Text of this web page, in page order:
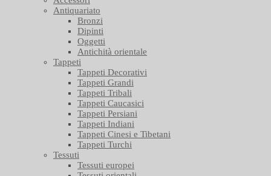
Antiquariato
Bronzi
Dipinti
Oggetti
Antichità orientale
Tappeti
Tappeti Decorativi
Tappeti Grandi
Tappeti Tribali
Tappeti Caucasici
Tappeti Persiani
Tappeti Indiani
Tappeti Cinesi e Tibetani
Tappeti Turchi
Tessuti
Tessuti europei